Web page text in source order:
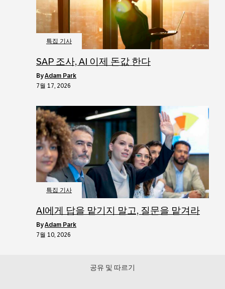
특집 기사
SAP 조사, AI 이제 돈값 한다
byAdam Park
7월 17, 2026
특집 기사
AI에게 답을 맡기지 말고, 질문을 맡겨라
byAdam Park
7월 10, 2026
공유 및 따르기